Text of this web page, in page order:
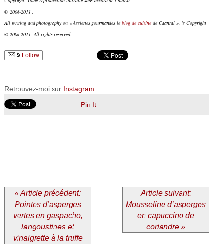
© 2006-2011 .
All writing and photography on « Assiettes gourmandes le blog de cuisinede Chantal », is Copyright
© 2006-2011. All rights reserved.
Follow
Retrouvez-moi sur Instagram
Pin It
« Article précédent:
Pointes d’asperges
vertes en gaspacho,
langoustines et
vinaigrette à la truffe
Article suivant:
Mousseline d’asperges
en capuccino de
coriandre »